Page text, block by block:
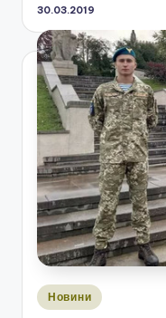
30.03.2019
Опубліковано
Новини